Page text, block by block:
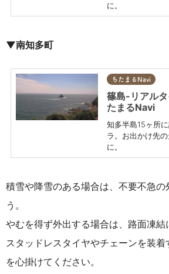
に。
▼南知多町
ちたまるNavi
篠島-リアル
たまるNavi
知多半島15ヶ所
ラ。お出かけ先
に。
積雪や降雪のある場合は、不要不急の
う。
やむを得ず外出する場合は、 路面凍結
スタッドレスタイヤやチェーンを装着
を心掛けてください。